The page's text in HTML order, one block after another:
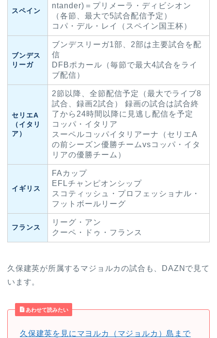
スペイン
ntander)＝プリメーラ・ディビシオン
（各節、最大で5試合配信予定）
コパ・デル・レイ（スペイン国王杯）
ブンデス
リーガ
ブンデスリーガ1部、2部は主要試合を配
信
DFBポカール（毎節で最大4試合をライ
ブ配信）
セリエA
（イタリ
ア）
2節以降、全節配信予定（最大でライブ8
試合、録画2試合） 録画の試合は試合終
了から24時間以降に見逃し配信を予定
コッパ・イタリア
スーペルコッパイタリアーナ（セリエA
の前シーズン優勝チームvsコッパ・イタ
リアの優勝チーム）
イギリス
FAカップ
EFLチャンピオンシップ
スコティッシュ・プロフェッショナル・
フットボールリーグ
フランス
リーグ・アン
クーペ・ドゥ・フランス
久保建英が所属するマジョルカの試合も、DAZNで見て
います。
あわせて読みたい
久保建英を見にマヨルカ（マジョルカ）島まで